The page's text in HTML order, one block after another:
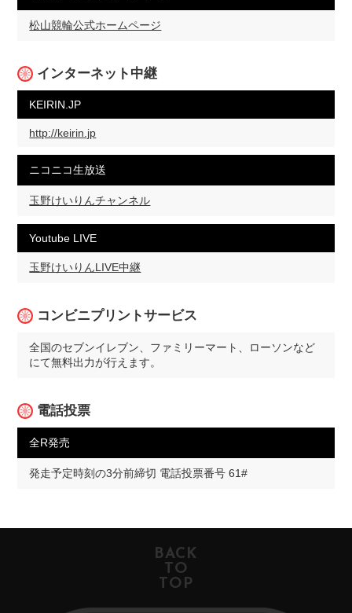
松山競輪公式ホームページ
インターネット中継
KEIRIN.JP
http://keirin.jp
ニコニコ生放送
玉野けいりんチャンネル
Youtube LIVE
玉野けいりんLIVE中継
コンビニプリントサービス
全国のセブンイレブン、ファミリーマート、ローソンなど
にて無料出力が行えます。
電話投票
全R発売
発走予定時刻の3分前締切 電話投票番号 61#
BACK
TO
TOP